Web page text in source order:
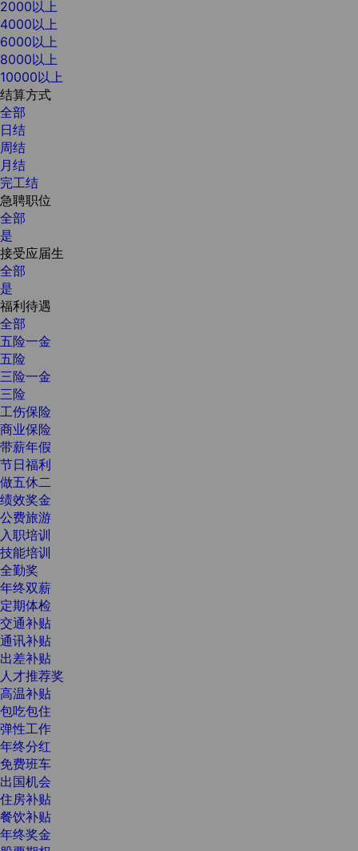
2000以上
4000以上
6000以上
8000以上
10000以上
结算方式
全部
日结
周结
月结
完工结
急聘职位
全部
是
接受应届生
全部
是
福利待遇
全部
五险一金
五险
三险一金
三险
工伤保险
商业保险
带薪年假
节日福利
做五休二
绩效奖金
公费旅游
入职培训
技能培训
全勤奖
年终双薪
定期体检
交通补贴
通讯补贴
出差补贴
人才推荐奖
高温补贴
包吃包住
弹性工作
年终分红
免费班车
出国机会
住房补贴
餐饮补贴
年终奖金